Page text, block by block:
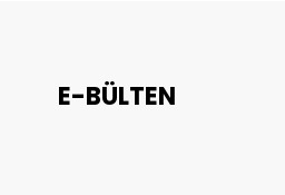
E-BÜLTEN